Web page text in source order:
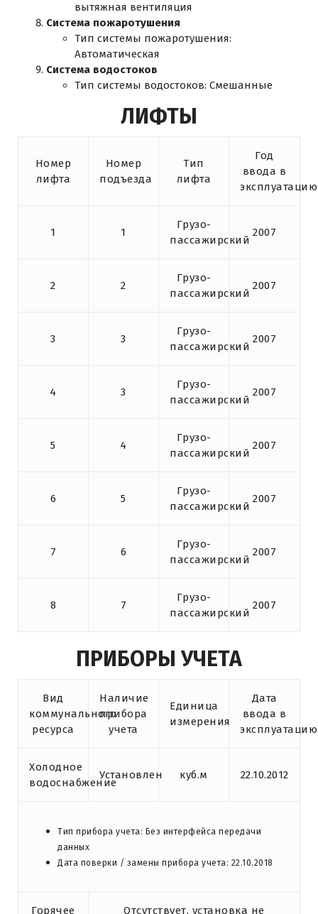
вытяжная вентиляция
Система пожаротушения
Тип системы пожаротушения:
Автоматическая
Система водостоков
Тип системы водостоков: Смешанные
ЛИФТЫ
Номер
лифта
Номер
подъезда
Тип
лифта
Год
ввода в
эксплуатацию
1 1
Грузо-
пассажирский
2007
2 2
Грузо-
пассажирский
2007
3 3
Грузо-
пассажирский
2007
4 3
Грузо-
пассажирский
2007
5 4
Грузо-
пассажирский
2007
6 5
Грузо-
пассажирский
2007
7 6
Грузо-
пассажирский
2007
8 7
Грузо-
пассажирский
2007
ПРИБОРЫ УЧЕТА
Вид
коммунального
ресурса
Наличие
прибора
учета
Единица
измерения
Дата
ввода в
эксплуатацию
Холодное
водоснабжение
Установлен куб.м 22.10.2012
Тип прибора учета: Без интерфейса передачи
данных
Дата поверки / замены прибора учета: 22.10.2018
Горячее Отсутствует, установка не